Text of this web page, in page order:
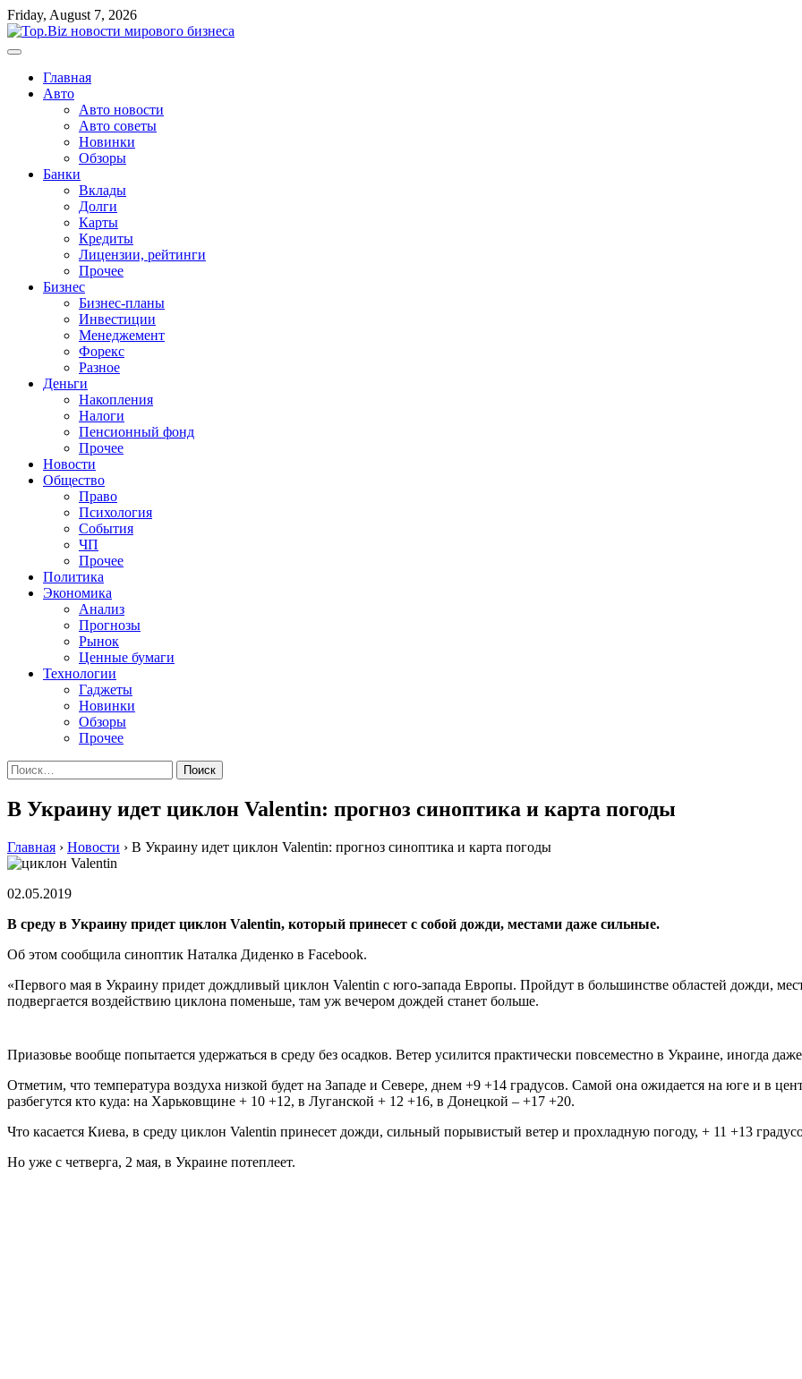
Перейти
к
содержимому
Friday, August 7, 2026
Главная
Авто
Авто новости
Авто советы
Новинки
Обзоры
Банки
Вклады
Долги
Карты
Кредиты
Лицензии, рейтинги
Прочее
Бизнес
Бизнес-планы
Инвестиции
Менеджемент
Форекс
Разное
Деньги
Накопления
Налоги
Пенсионный фонд
Прочее
Новости
Общество
Право
Психология
События
ЧП
Прочее
Политика
Экономика
Анализ
Прогнозы
Рынок
Ценные бумаги
Технологии
Гаджеты
Новинки
Обзоры
Прочее
Найти:
В Украину идет циклон Valentin: прогноз синоптика и карта погоды
Главная › Новости › В Украину идет циклон Valentin: прогноз синоптика и карта погоды
02.05.2019
В среду в Украину придет циклон Valentin, который принесет с собой дожди, местами даже сильные.
Об этом сообщила синоптик Наталка Диденко в Facebook.
«Первого мая в Украину придет дождливый циклон Valentin с юго-запада Европы. Пройдут в большинстве областей дожди,
подвергается воздействию циклона поменьше, там уж вечером дождей станет больше.
Приазовье вообще попытается удержаться в среду без осадков. Ветер усилится практически повсеместно в Украине, иногда
Отметим, что температура воздуха низкой будет на Западе и Севере, днем +9 +14 градусов. Самой она ожидается на юге и в
разбегутся кто куда: на Харьковщине + 10 +12, в Луганской + 12 +16, в Донецкой – +17 +20.
Что касается Киева, в среду циклон Valentin принесет дожди, сильный порывистый ветер и прохладную погоду, + 11 +13
Но уже с четверга, 2 мая, в Украине потеплеет.